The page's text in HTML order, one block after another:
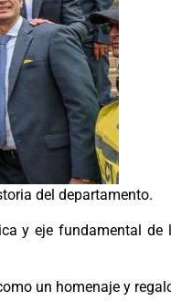
del departamento.
y eje fundamental de
un homenaje y